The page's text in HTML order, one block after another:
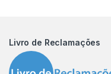
Livro de Reclamações